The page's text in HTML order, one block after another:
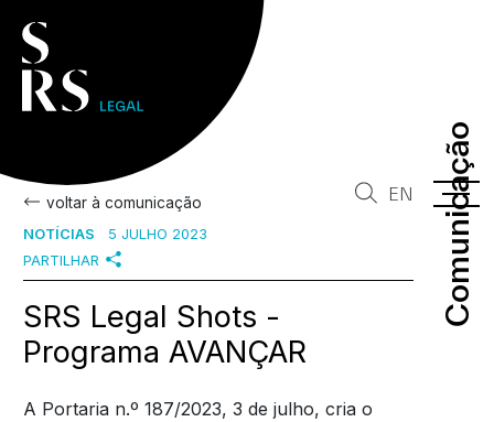
Comunicação
Comunicação
EN
voltar à comunicação
NOTÍCIAS
5 JULHO 2023
PARTILHAR
SRS Legal Shots -
Programa AVANÇAR
A Portaria n.º 187/2023, 3 de julho, cria o